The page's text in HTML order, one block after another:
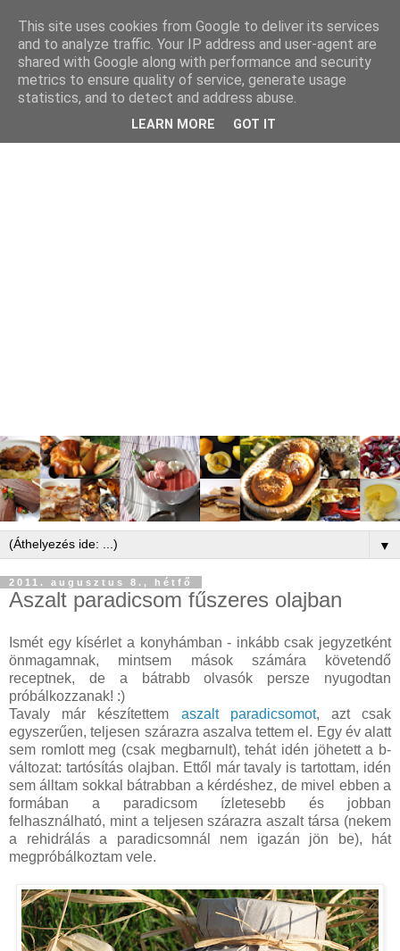
▼
2011. augusztus 8., hétfő
Aszalt paradicsom fűszeres olajban
Ismét egy kísérlet a konyhámban - inkább csak jegyzetként
önmagamnak, mintsem mások számára követendő
receptnek, de a bátrabb olvasók persze nyugodtan
próbálkozzanak! :)
Tavaly már készítettem aszalt paradicsomot, azt csak
egyszerűen, teljesen szárazra aszalva tettem el. Egy év alatt
sem romlott meg (csak megbarnult), tehát idén jöhetett a b-
változat: tartósítás olajban. Ettől már tavaly is tartottam, idén
sem álltam sokkal bátrabban a kérdéshez, de mivel ebben a
formában a paradicsom ízletesebb és jobban
felhasználható, mint a teljesen szárazra aszalt társa (nekem
a rehidrálás a paradicsomnál nem igazán jön be), hát
megpróbálkoztam vele.
This site uses cookies from Google to deliver its services
and to analyze traffic. Your IP address and user-agent are
shared with Google along with performance and security
metrics to ensure quality of service, generate usage
statistics, and to detect and address abuse.
LEARN MORE GOT IT